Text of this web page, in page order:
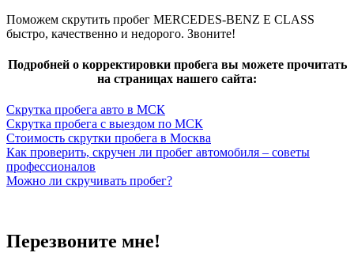
Поможем скрутить пробег MERCEDES-BENZ E CLASS
быстро, качественно и недорого. Звоните!
Подробней о корректировки пробега вы можете прочитать
на страницах нашего сайта:
Скрутка пробега авто в МСК
Скрутка пробега с выездом по МСК
Стоимость скрутки пробега в Москва
Как проверить, скручен ли пробег автомобиля – советы
профессионалов
Можно ли скручивать пробег?
Перезвоните мне!